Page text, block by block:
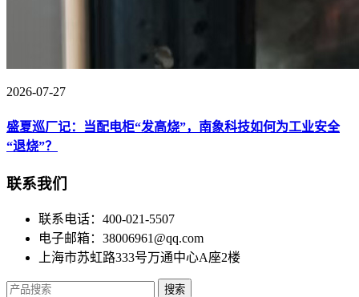
2026-07-27
盛夏巡厂记：当配电柜“发高烧”，南象科技如何为工业安全
“退烧”？
联系我们
联系电话：400-021-5507
电子邮箱：38006961@qq.com
上海市苏虹路333号万通中心A座2楼
搜索